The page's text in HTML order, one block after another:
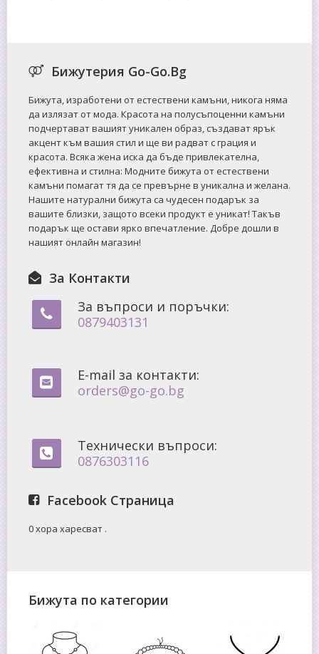
Бижутерия Go-Go.Bg
Бижута, изработени от естествени камъни, никога няма
да излязат от мода. Красота на полусъпоценни камъни
подчертават вашият уникален образ, създават ярък
акцент към вашия стил и ще ви радват с грация и
красота. Всяка жена иска да бъде привлекателна,
ефективна и стилна: Mодните бижута от естествени
камъни помагат тя да се превърне в уникална и желана.
Нашите натурални бижута са чудесен подарък за
вашите близки, защото всеки продукт е уникат! Такъв
подарък ще остави ярко впечатление. Добре дошли в
нашият онлайн магазин!
За Контакти
За въпроси и поръчки:
0879403131
E-mail за контакти:
orders@go-go.bg
Технически въпроси:
0876303116
Facebook Страница
0 хора харесват .
Бижута по категории